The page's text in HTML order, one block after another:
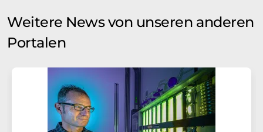
Weitere News von unseren anderen
Portalen